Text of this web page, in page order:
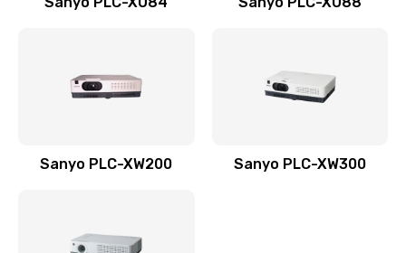
Sanyo PLC-XW200 Sanyo PLC-XW300